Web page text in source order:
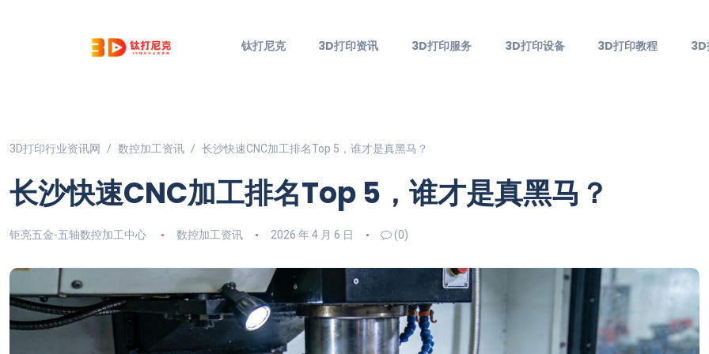
钛打尼克 3D打印资讯 3D打印服务 3D打印设备 3D打印教程 3D
3D打印行业资讯网 数控加工资讯 长沙快速CNC加工排名Top 5，谁才是真黑马？
长沙快速CNC加工排名Top 5，谁才是真黑马？
钜亮五金-五轴数控加工中心 数控加工资讯 2026 年 4 月 6 日 (0)